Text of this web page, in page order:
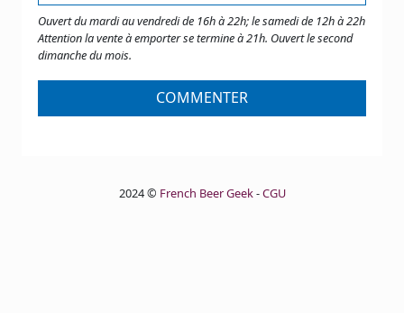
Ouvert du mardi au vendredi de 16h à 22h; le samedi de 12h à 22h
Attention la vente à emporter se termine à 21h. Ouvert le second
dimanche du mois.
COMMENTER
2024 © French Beer Geek-CGU